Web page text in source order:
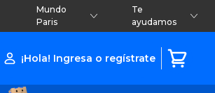
Mundo
Paris
Te
ayudamos
¡Hola! Ingresa o regístrate